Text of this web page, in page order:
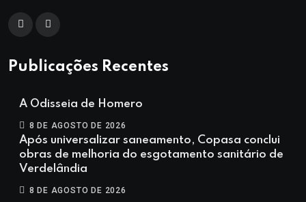
Publicações Recentes
A Odisseia de Homero
8 DE AGOSTO DE 2026
Após universalizar saneamento, Copasa conclui
obras de melhoria do esgotamento sanitário de
Verdelândia
8 DE AGOSTO DE 2026